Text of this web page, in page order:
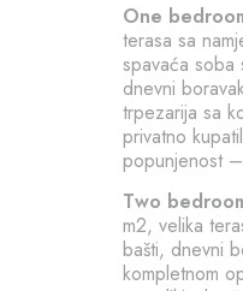
One
terasa sa
spavaća soba
dnevni
trpezarija sa
privatno
popunjenost
Two
m2, velika
bašti, dnevni
kompletnom